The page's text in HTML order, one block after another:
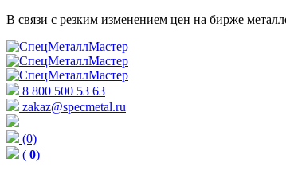
В связи с резким изменением цен на бирже
8 800 500 53 63
zakaz@specmetal.ru
(0)
( 0)